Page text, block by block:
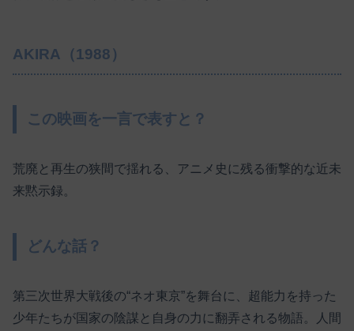
AKIRA（1988）
この映画を一言で表すと？
荒廃と再生の狭間で揺れる、アニメ史に残る衝撃的な近未
来黙示録。
どんな話？
第三次世界大戦後の“ネオ東京”を舞台に、超能力を持った
少年たちが国家の陰謀と自身の力に翻弄される物語。人間